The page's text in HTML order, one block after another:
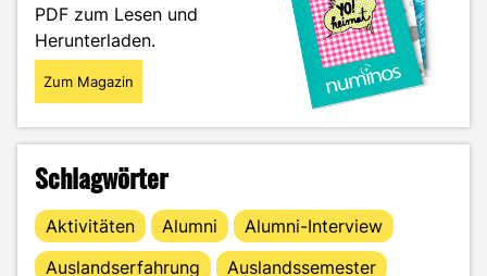
PDF zum Lesen und
Herunterladen.
Zum Magazin
Schlagwörter
Aktivitäten Alumni
Alumni-Interview
Auslandserfahrung
Auslandssemester